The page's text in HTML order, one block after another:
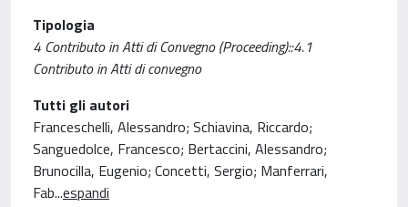
Tipologia
4 Contributo in Atti di Convegno (Proceeding)::4.1
Contributo in Atti di convegno
Tutti gli autori
Franceschelli, Alessandro; Schiavina, Riccardo;
Sanguedolce, Francesco; Bertaccini, Alessandro;
Brunocilla, Eugenio; Concetti, Sergio; Manferrari,
Fab...espandi